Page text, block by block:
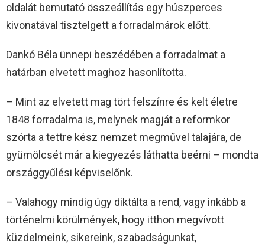
oldalát bemutató összeállítás egy húszperces
kivonatával tisztelgett a forradalmárok előtt.
Dankó Béla ünnepi beszédében a forradalmat a
határban elvetett maghoz hasonlította.
– Mint az elvetett mag tört felszínre és kelt életre
1848 forradalma is, melynek magját a reformkor
szórta a tettre kész nemzet megművel talajára, de
gyümölcsét már a kiegyezés láthatta beérni – mondta
országgyűlési képviselőnk.
– Valahogy mindig úgy diktálta a rend, vagy inkább a
történelmi körülmények, hogy itthon megvívott
küzdelmeink, sikereink, szabadságunkat,